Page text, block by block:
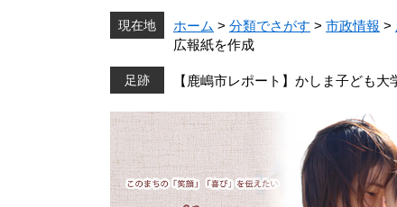
現在地 ホーム > 分類でさがす > 市政情報 >
広報紙を作成
【鹿嶋市レポート】かしま子ども